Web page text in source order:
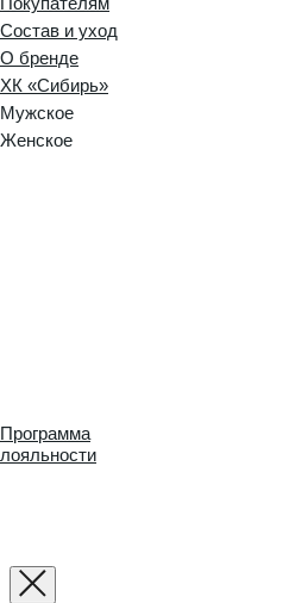
Состав и уход
О бренде
ХК «Сибирь»
Мужское
Женское
Программа
лояльности